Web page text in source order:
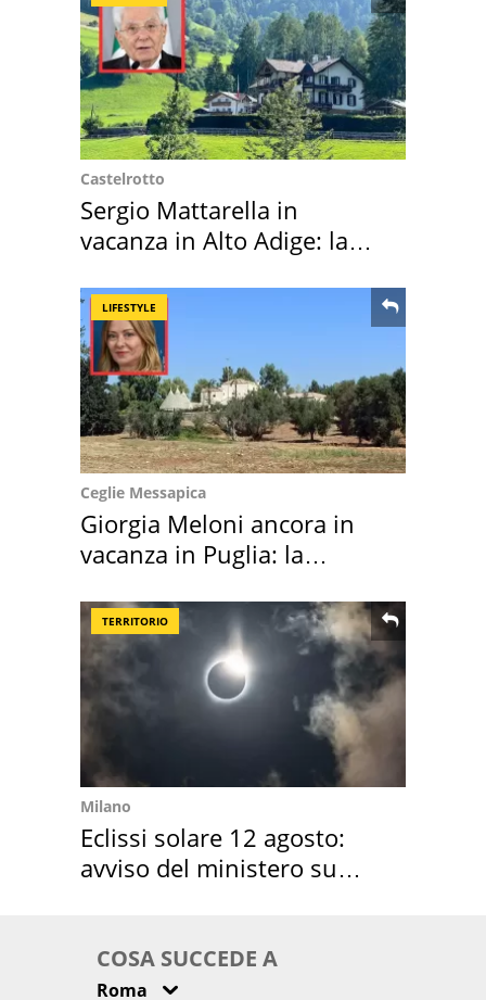
Castelrotto
Sergio Mattarella in
vacanza in Alto Adige: la
LIFESTYLE
Ceglie Messapica
Giorgia Meloni ancora in
vacanza in Puglia: la
TERRITORIO
Milano
Eclissi solare 12 agosto:
avviso del ministero su